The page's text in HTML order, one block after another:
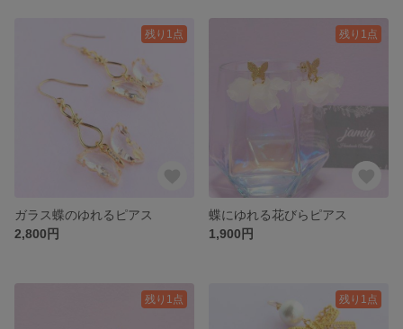
残り1点
ガラス蝶のゆれるピアス
2,800円
残り1点
蝶にゆれる花びらピアス
1,900円
残り1点 残り1点